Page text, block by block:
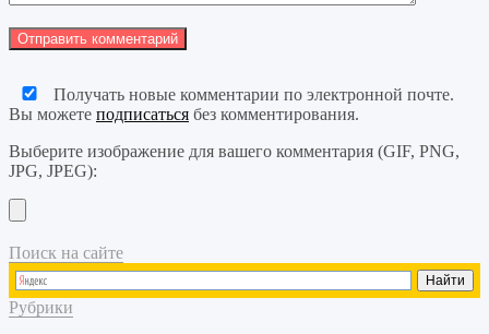
Получать новые комментарии по электронной почте.
Вы можете подписаться без комментирования.
Выберите изображение для вашего комментария (GIF, PNG,
JPG, JPEG):
Поиск на сайте
Рубрики